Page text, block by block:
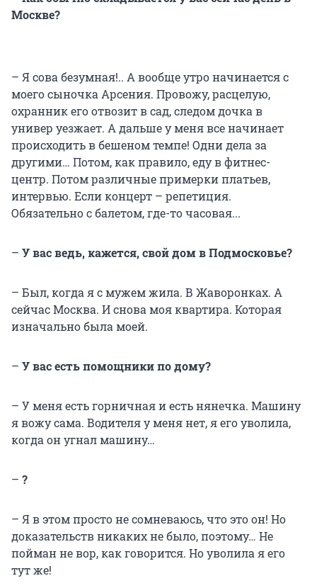
Москве?
– Я сова безумная!.. А вообще утро начинается с
моего сыночка Арсения. Провожу, расцелую,
охранник его отвозит в сад, следом дочка в
универ уезжает. А дальше у меня все начинает
происходить в бешеном темпе! Одни дела за
другими… Потом, как правило, еду в фитнес-
центр. Потом различные примерки платьев,
интервью. Если концерт – репетиция.
Обязательно с балетом, где-то часовая...
– У вас ведь, кажется, свой дом в Подмосковье?
– Был, когда я с мужем жила. В Жаворонках. А
сейчас Москва. И снова моя квартира. Которая
изначально была моей.
– У вас есть помощники по дому?
– У меня есть горничная и есть нянечка. Машину
я вожу сама. Водителя у меня нет, я его уволила,
когда он угнал машину…
– ?
– Я в этом просто не сомневаюсь, что это он! Но
доказательств никаких не было, поэтому… Не
пойман не вор, как говорится. Но уволила я его
тут же!